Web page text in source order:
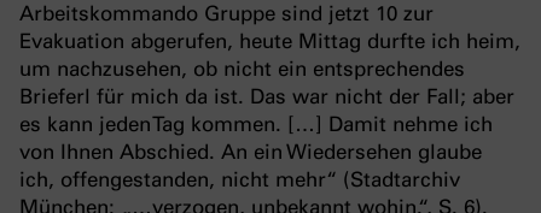
Arbeitskommando Gruppe sind jetzt 10 zur
Evakuation abgerufen, heute Mittag durfte ich heim,
um nachzusehen, ob nicht ein entsprechendes
Brieferl für mich da ist. Das war nicht der Fall; aber
es kann jeden Tag kommen. […] Damit nehme ich
von Ihnen Abschied. An ein Wiedersehen glaube
ich, offengestanden, nicht mehr“ (Stadtarchiv
München: „…verzogen, unbekannt wohin.“, S. 6).